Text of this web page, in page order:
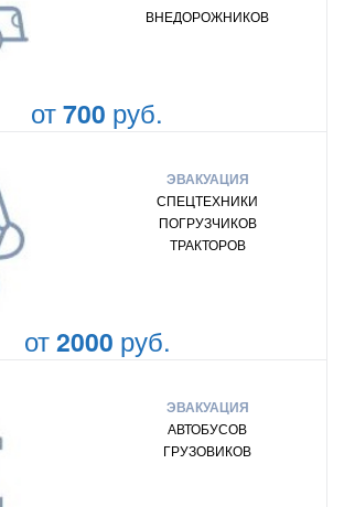
ВНЕДОРОЖНИКОВ
от700 руб.
ЭВАКУАЦИЯ
СПЕЦТЕХНИКИ
ПОГРУЗЧИКОВ
ТРАКТОРОВ
от2000 руб.
ЭВАКУАЦИЯ
АВТОБУСОВ
ГРУЗОВИКОВ